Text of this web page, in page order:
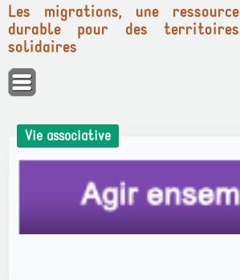
Panneau de gestion des cookies
Les migrations, une ressource
durable pour des territoires
solidaires
Vie associative